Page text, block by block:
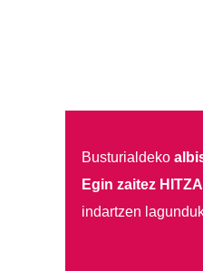
Busturialdeko
Egin zaitez
indartzen